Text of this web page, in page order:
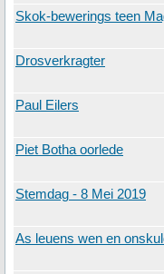
Skok-bewerings teen
Drosverkragter
Paul Eilers
Piet Botha oorlede
Stemdag - 8 Mei 2019
As leuens wen en